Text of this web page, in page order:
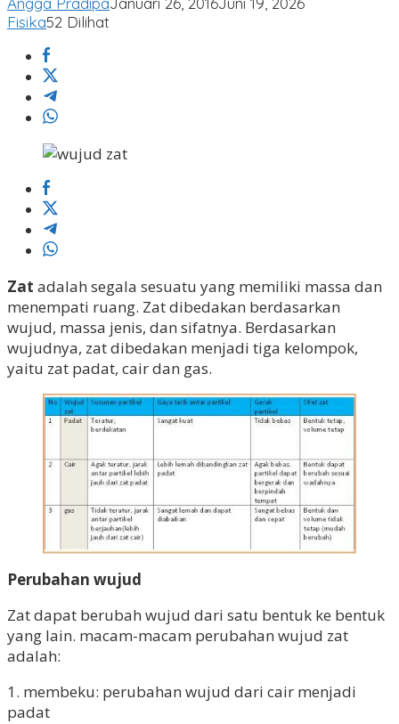
Fisika52 Dilihat
Zat adalah segala sesuatu yang memiliki massa dan
menempati ruang. Zat dibedakan berdasarkan
wujud, massa jenis, dan sifatnya. Berdasarkan
wujudnya, zat dibedakan menjadi tiga kelompok,
yaitu zat padat, cair dan gas.
Perubahan wujud
Zat dapat berubah wujud dari satu bentuk ke bentuk
yang lain. macam-macam perubahan wujud zat
adalah:
1. membeku: perubahan wujud dari cair menjadi
padat